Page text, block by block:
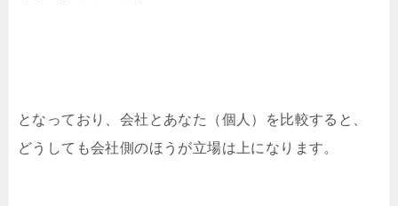
となっており、会社とあなた（個人）を比較すると、
どうしても会社側のほうが立場は上になります。